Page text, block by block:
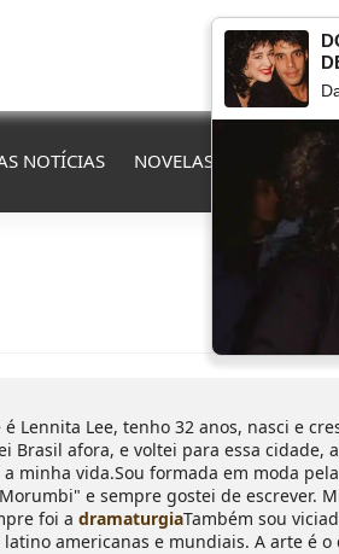
NOTÍCIAS NOVELAS QUE FIM
Lennita Lee, tenho 32 anos, nasci e
Brasil afora, e voltei para essa cidade,
a minha vida.Sou formada em moda
e sempre gostei de escrever.
foi a dramaturgiaTambém sou
latino americanas e mundiais. A arte é o